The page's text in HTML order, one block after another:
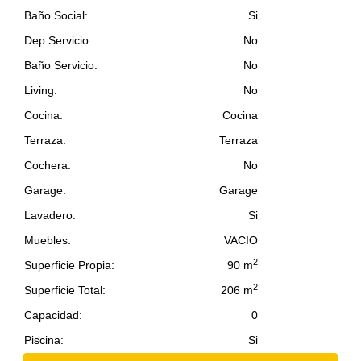
Baño Social:
Si
Dep Servicio:
No
Baño Servicio:
No
Living:
No
Cocina:
Cocina
Terraza:
Terraza
Cochera:
No
Garage:
Garage
Lavadero:
Si
Muebles:
VACIO
Superficie Propia:
90 m2
Superficie Total: 206 m2
Capacidad:
0
Piscina:
Si